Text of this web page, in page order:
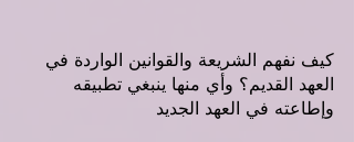
كيف نفهم الشريعة والقوانين الواردة في
العهد القديم؟ وأي منها ينبغي تطبيقه
وإطاعته في العهد الجديد